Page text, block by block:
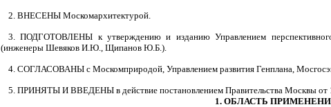
2. ВНЕСЕНЫ Москомархитектурой.
3. ПОДГОТОВЛЕНЫ к утверждению и изданию Управлением
(инженеры Шевяков И.Ю., Щипанов Ю.Б.).
4. СОГЛАСОВАНЫ с Москомприродой, Управлением развития Генплана,
5. ПРИНЯТЫ И ВВЕДЕНЫ в действие постановлением Правительства Москвы от
1. ОБЛАСТЬ